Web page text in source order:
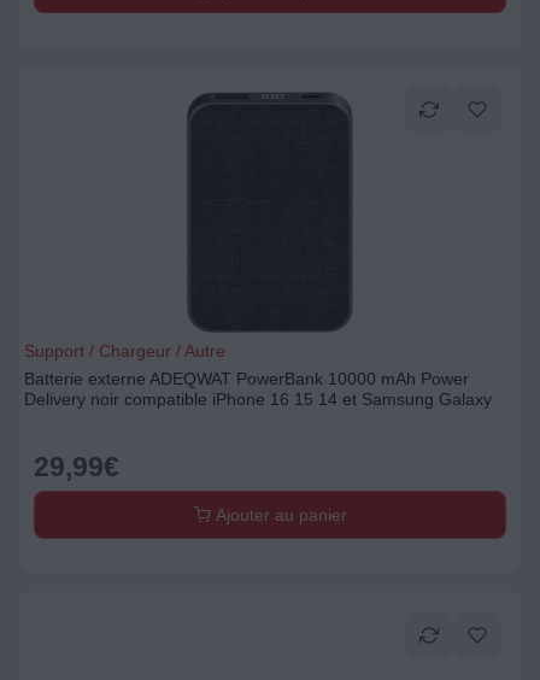
Support / Chargeur / Autre
Batterie externe ADEQWAT PowerBank 10000 mAh Power
Delivery noir compatible iPhone 16 15 14 et Samsung Galaxy
29,99€
Ajouter au panier